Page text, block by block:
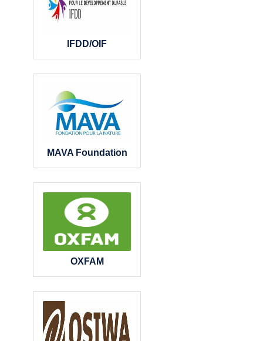
IFDD/OIF
MAVA Foundation
OXFAM